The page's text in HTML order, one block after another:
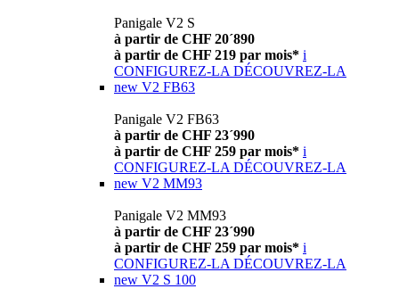
Panigale V2 S
à partir de CHF 20´890
à partir de CHF 219 par mois* i
CONFIGUREZ-LA DÉCOUVREZ-LA
new V2 FB63
Panigale V2 FB63
à partir de CHF 23´990
à partir de CHF 259 par mois* i
CONFIGUREZ-LA DÉCOUVREZ-LA
new V2 MM93
Panigale V2 MM93
à partir de CHF 23´990
à partir de CHF 259 par mois* i
CONFIGUREZ-LA DÉCOUVREZ-LA
new V2 S 100